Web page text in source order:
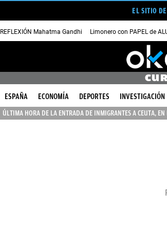
EL SITIO
REFLEXIÓN Mahatma Gandhi Limonero con PAPEL de
ESPAÑA ECONOMÍA DEPORTES INVESTIGACIÓN
ÚLTIMA HORA DE LA ENTRADA DE INMIGRANTES A CEUTA, EN